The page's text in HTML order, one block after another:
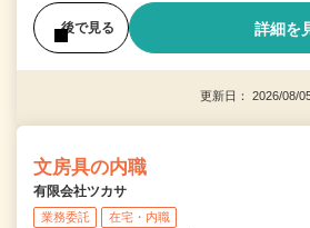
後で見る 詳細を
更新日： 2026/08/
文房具の内職
有限会社ツカサ
業務委託 在宅・内職